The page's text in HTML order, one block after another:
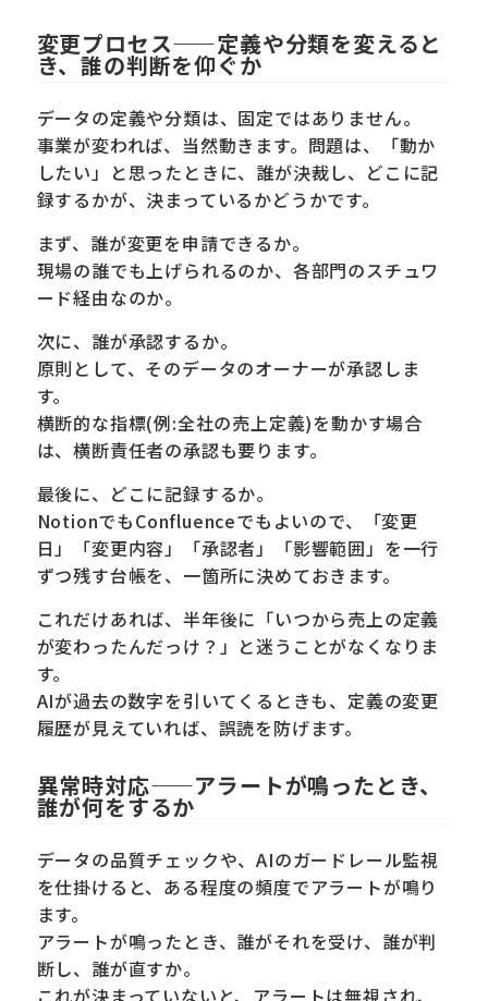
変更プロセス——定義や分類を変えると
き、誰の判断を仰ぐか
データの定義や分類は、固定ではありません。
事業が変われば、当然動きます。問題は、「動か
したい」と思ったときに、誰が決裁し、どこに記
録するかが、決まっているかどうかです。
まず、誰が変更を申請できるか。
現場の誰でも上げられるのか、各部門のスチュワ
ード経由なのか。
次に、誰が承認するか。
原則として、そのデータのオーナーが承認しま
す。
横断的な指標(例:全社の売上定義)を動かす場合
は、横断責任者の承認も要ります。
最後に、どこに記録するか。
NotionでもConfluenceでもよいので、「変更
日」「変更内容」「承認者」「影響範囲」を一行
ずつ残す台帳を、一箇所に決めておきます。
これだけあれば、半年後に「いつから売上の定義
が変わったんだっけ？」と迷うことがなくなりま
す。
AIが過去の数字を引いてくるときも、定義の変更
履歴が見えていれば、誤読を防げます。
異常時対応——アラートが鳴ったとき、
誰が何をするか
データの品質チェックや、AIのガードレール監視
を仕掛けると、ある程度の頻度でアラートが鳴り
ます。
アラートが鳴ったとき、誰がそれを受け、誰が判
断し、誰が直すか。
これが決まっていないと、アラートは無視され、